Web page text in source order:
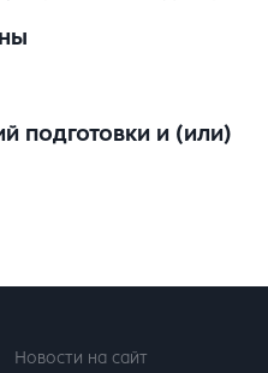
подготовки и (или)
Новости на сайт